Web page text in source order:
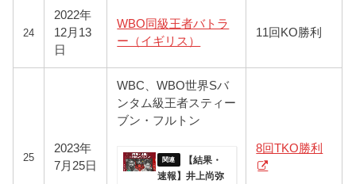
24
2022年
12月13
日
WBO同級王者バトラ
ー（イギリス）
11回KO勝利
25
2023年
7月25日
WBC、WBO世界Sバ
ンタム級王者スティー
ブン・フルトン
【結果・
速報】井上尚弥
8回TKO勝利